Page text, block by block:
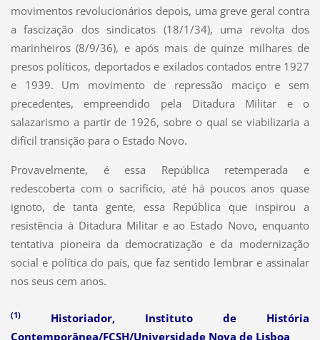
movimentos revolucionários depois, uma greve geral contra
a fascização dos sindicatos (18/1/34), uma revolta dos
marinheiros (8/9/36), e após mais de quinze milhares de
presos políticos, deportados e exilados contados entre 1927
e 1939. Um movimento de repressão maciço e sem
precedentes, empreendido pela Ditadura Militar e o
salazarismo a partir de 1926, sobre o qual se viabilizaria a
difícil transição para o Estado Novo.
Provavelmente, é essa República retemperada e
redescoberta com o sacrifício, até há poucos anos quase
ignoto, de tanta gente, essa República que inspirou a
resistência à Ditadura Militar e ao Estado Novo, enquanto
tentativa pioneira da democratização e da modernização
social e política do país, que faz sentido lembrar e assinalar
nos seus cem anos.
(1)Historiador, Instituto de História
Contemporânea/FCSH/Universidade Nova de Lisboa